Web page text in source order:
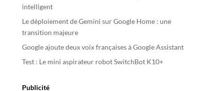
e
:
intelligent
Le déploiement de Gemini sur Google Home : une
transition majeure
Google ajoute deux voix françaises à Google Assistant
Test : Le mini aspirateur robot SwitchBot K10+
Publicité